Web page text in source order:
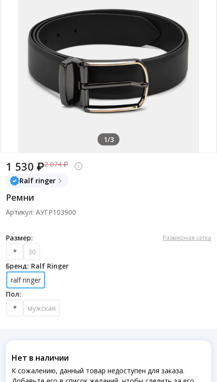
1/3
1 530 ₽2 074 ₽
Ralf ringer
Ремни
Артикул: АУГР103900
Размер: Размерная сетка
*
30
Бренд: Ralf Ringer
ralf ringer
Пол:
*
мужская
Нет в наличии
К сожалению, данный товар недоступен для заказа.